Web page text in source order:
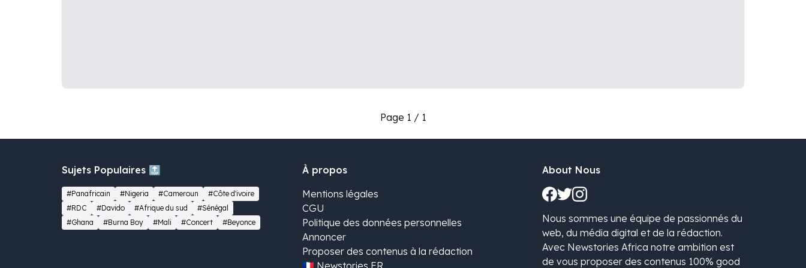
Page 1 / 1
Sujets Populaires 🔝
#Panafricain #Nigeria #Cameroun
#Côte d'ivoire
#RDC
#Davido #Afrique du sud
#Sénégal
#Ghana
#Burna Boy #Mali #Concert #Beyonce
À propos
Mentions légales
CGU
Politique des données personnelles
Annoncer
Proposer des contenus à la rédaction
About Nous
Nous sommes une équipe de passionnés du
web, du média digital et de la rédaction.
Avec Newstories Africa notre ambition est
de vous proposer des contenus 100% good